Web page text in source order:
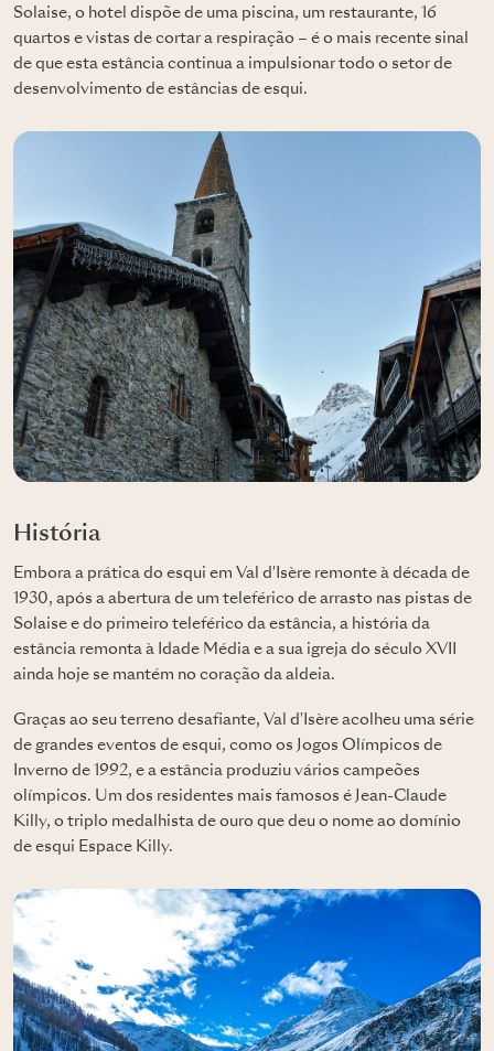
Solaise, o hotel dispõe de uma piscina, um restaurante, 16
quartos e vistas de cortar a respiração – é o mais recente sinal
de que esta estância continua a impulsionar todo o setor de
desenvolvimento de estâncias de esqui.
História
Embora a prática do esqui em Val d'Isère remonte à década de
1930, após a abertura de um teleférico de arrasto nas pistas de
Solaise e do primeiro teleférico da estância, a história da
estância remonta à Idade Média e a sua igreja do século XVII
ainda hoje se mantém no coração da aldeia.
Graças ao seu terreno desafiante, Val d'Isère acolheu uma série
de grandes eventos de esqui, como os Jogos Olímpicos de
Inverno de 1992, e a estância produziu vários campeões
olímpicos. Um dos residentes mais famosos é Jean-Claude
Killy, o triplo medalhista de ouro que deu o nome ao domínio
de esqui Espace Killy.